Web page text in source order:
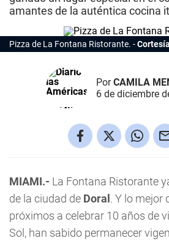
amantes de la auténtica cocina
Pizza de La Fontana Ristorante.
PorCAMILA
6 de diciembre
MIAMI.- La Fontana Ristorante
de la ciudad de Doral . Y lo mejor
próximos a celebrar 10 años de
Sol, han sabido permanecer